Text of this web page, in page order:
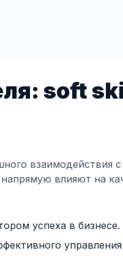
soft
взаимодействия
влияют на
успеха в